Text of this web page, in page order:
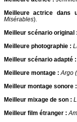
Meilleure actrice dans
Misérables).
Meilleur scénario original
Meilleure photographie :
Meilleur scénario adapté
Meilleure montage : Argo
Meilleur montage sonore :
Meilleur mixage de son :
Meilleur film étranger :